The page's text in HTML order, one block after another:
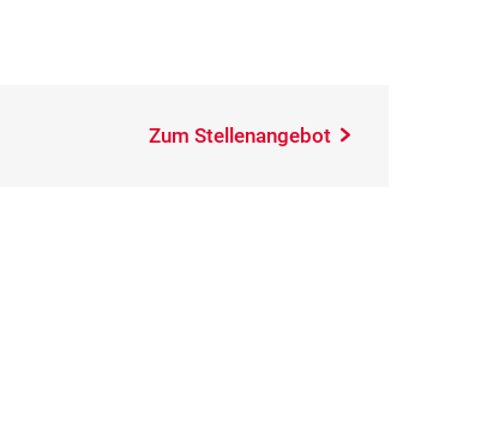
Zum Stellenangebot